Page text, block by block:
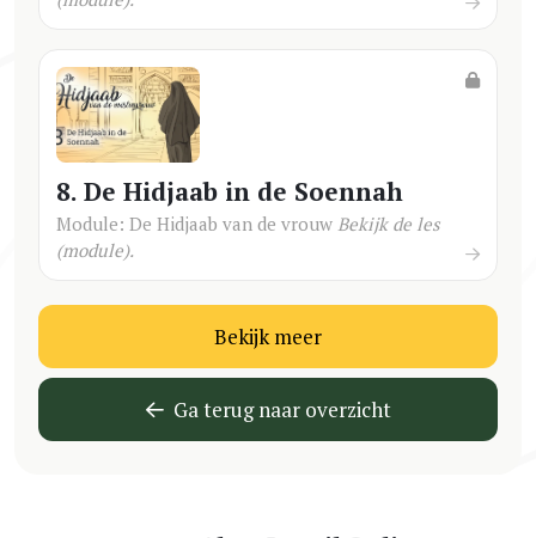
8. De Hidjaab in de Soennah
Module: De Hidjaab van de vrouw Bekijk de les
(module).
Bekijk meer
Ga terug naar overzicht